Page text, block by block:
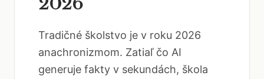
Tradičné školstvo je v roku 2026
anachronizmom. Zatiaľ čo AI
generuje fakty v sekundách, škola